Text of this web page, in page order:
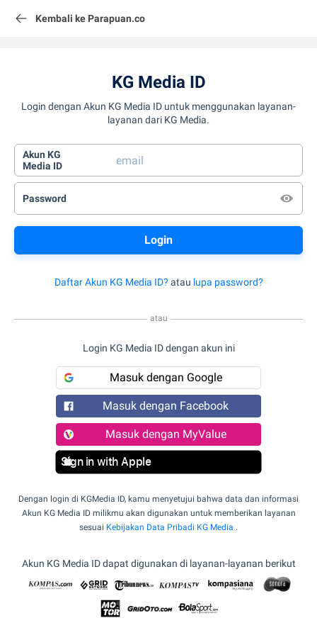
Kembali ke Parapuan.co
KG Media ID
Login dengan Akun KG Media ID untuk menggunakan layanan-
layanan dari KG Media.
Akun KG
Media ID
Password
Daftar Akun KG Media ID? atau lupa password?
atau
Login KG Media ID dengan akun ini
Masuk dengan Google
Masuk dengan Facebook
Masuk dengan MyValue
Sign in with Apple
Dengan login di KGMedia ID, kamu menyetujui bahwa data dan informasi
Akun KG Media ID milikmu akan digunakan untuk memberikan layanan
sesuai Kebijakan Data Pribadi KG Media .
Akun KG Media ID dapat digunakan di layanan-layanan berikut